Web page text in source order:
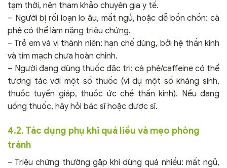
tạm thời, nên tham khảo chuyên gia y tế.
– Người bị rối loạn lo âu, mất ngủ, hoặc dễ bồn chồn: cà
phê có thể làm nặng triệu chứng.
– Trẻ em và vị thành niên: hạn chế dùng, bởi hệ thần kinh
và tim mạch chưa hoàn chỉnh.
– Người đang dùng thuốc đặc trị: cà phê/caffeine có thể
tương tác với một số thuốc (ví dụ một số kháng sinh,
thuốc tuyến giáp, thuốc ức chế thần kinh). Nếu đang
uống thuốc, hãy hỏi bác sĩ hoặc dược sĩ.
4.2. Tác dụng phụ khi quá liều và mẹo phòng
tránh
– Triệu chứng thường gặp khi dùng quá nhiều: mất ngủ,